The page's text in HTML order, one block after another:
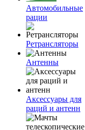
Автомобильные
рации
Ретрансляторы
Антенны
Аксессуары для
раций и антенн